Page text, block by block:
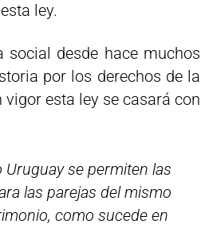
ley.
social desde hace muchos
por los derechos de la
esta ley se casará con
se permiten las
las parejas del mismo
como sucede en